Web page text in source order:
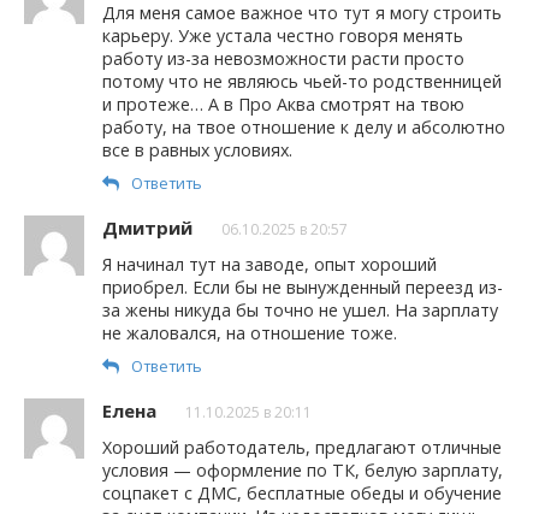
Для меня самое важное что тут я могу строить
карьеру. Уже устала честно говоря менять
работу из-за невозможности расти просто
потому что не являюсь чьей-то родственницей
и протеже… А в Про Аква смотрят на твою
работу, на твое отношение к делу и абсолютно
все в равных условиях.
Ответить
Дмитрий 06.10.2025 в 20:57
Я начинал тут на заводе, опыт хороший
приобрел. Если бы не вынужденный переезд из-
за жены никуда бы точно не ушел. На зарплату
не жаловался, на отношение тоже.
Ответить
Елена 11.10.2025 в 20:11
Хороший работодатель, предлагают отличные
условия — оформление по ТК, белую зарплату,
соцпакет с ДМС, бесплатные обеды и обучение